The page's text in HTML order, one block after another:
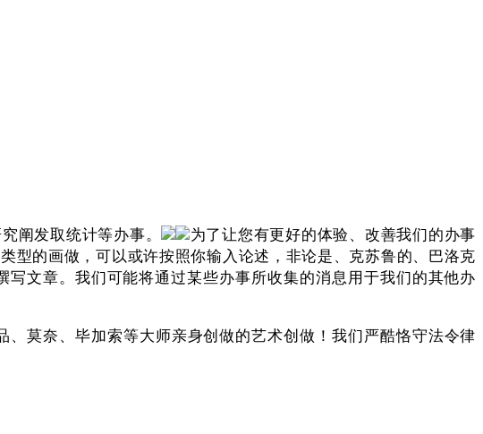
阐发取统计等办事。
为了让您有更好的体验、改善我们的办事
型的画做，可以或许按照你输入论述，非论是、克苏鲁的、巴洛克
文章。我们可能将通过某些办事所收集的消息用于我们的其他办
莫奈、毕加索等大师亲身创做的艺术创做！我们严酷恪守法令律